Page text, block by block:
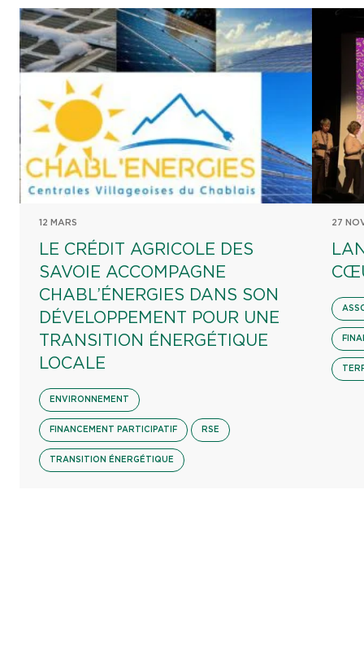
12 MARS
LE CRÉDIT AGRICOLE DES
SAVOIE ACCOMPAGNE
CHABL’ÉNERGIES DANS SON
DÉVELOPPEMENT POUR UNE
TRANSITION ÉNERGÉTIQUE
LOCALE
ENVIRONNEMENT
FINANCEMENT PARTICIPATIF RSE
TRANSITION ÉNERGÉTIQUE
27